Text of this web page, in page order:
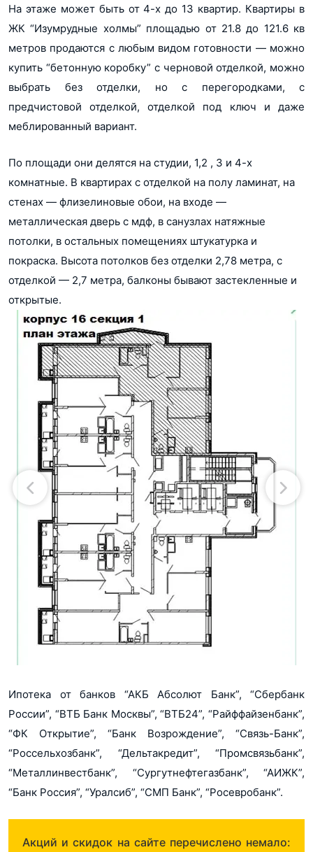
На этаже может быть от 4-х до 13 квартир. Квартиры в
ЖК “Изумрудные холмы” площадью от 21.8 до 121.6 кв
метров продаются с любым видом готовности — можно
купить “бетонную коробку” с черновой отделкой, можно
выбрать без отделки, но с перегородками, с
предчистовой отделкой, отделкой под ключ и даже
меблированный вариант.
По площади они делятся на студии, 1,2 , 3 и 4-х
комнатные. В квартирах с отделкой на полу ламинат, на
стенах — флизелиновые обои, на входе —
металлическая дверь с мдф, в санузлах натяжные
потолки, в остальных помещениях штукатурка и
покраска. Высота потолков без отделки 2,78 метра, с
отделкой — 2,7 метра, балконы бывают застекленные и
открытые.
Ипотека от банков “АКБ Абсолют Банк”, “Сбербанк
России”, “ВТБ Банк Москвы”, “ВТБ24”, “Райффайзенбанк”,
“ФК Открытие”, “Банк Возрождение”, “Связь-Банк”,
“Россельхозбанк”, “Дельтакредит”, “Промсвязьбанк”,
“Металлинвестбанк”, “Сургутнефтегазбанк”, “АИЖК”,
“Банк Россия”, “Уралсиб”, “СМП Банк”, “Росевробанк”.
Акций и скидок на сайте перечислено немало: